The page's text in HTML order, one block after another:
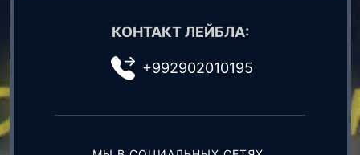
КОНТАКТ ЛЕЙБЛА:
+992902010195